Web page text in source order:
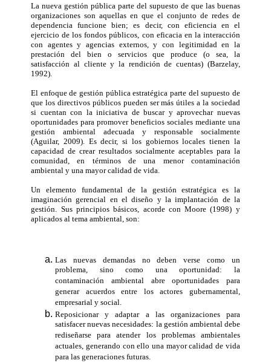
La nueva gestión pública parte del supuesto de que las buenas
organizaciones son aquellas en que el conjunto de redes de
dependencia funcione bien; es decir, con eficiencia en el
ejercicio de los fondos públicos, con eficacia en la interacción
con agentes y agencias externos, y con legitimidad en la
prestación del bien o servicios que produce (o sea, la
satisfacción al cliente y la rendición de cuentas) (Barzelay,
1992).
El enfoque de gestión pública estratégica parte del supuesto de
que los directivos públicos pueden ser más útiles a la sociedad
si cuentan con la iniciativa de buscar y aprovechar nuevas
oportunidades para promover beneficios sociales mediante una
gestión ambiental adecuada y responsable socialmente
(Aguilar, 2009). Es decir, si los gobiernos locales tienen la
capacidad de crear resultados socialmente aceptables para la
comunidad, en términos de una menor contaminación
ambiental y una mayor calidad de vida.
Un elemento fundamental de la gestión estratégica es la
imaginación gerencial en el diseño y la implantación de la
gestión. Sus principios básicos, acorde con Moore (1998) y
aplicados al tema ambiental, son:
Las nuevas demandas no deben verse como un
problema, sino como una oportunidad: la
contaminación ambiental abre oportunidades para
generar acuerdos entre los actores gubernamental,
empresarial y social.
Reposicionar y adaptar a las organizaciones para
satisfacer nuevas necesidades: la gestión ambiental debe
rediseñarse para atender los problemas ambientales
actuales, generando con ello una mayor calidad de vida
para las generaciones futuras.